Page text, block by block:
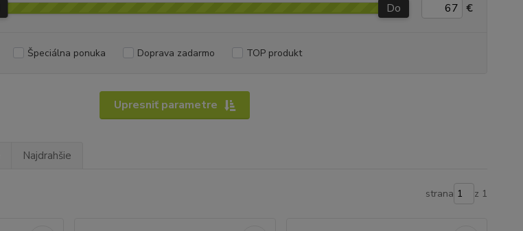
Upresniť parametre
Do €
Špeciálna ponuka Doprava zadarmo TOP produkt
Najdrahšie
strana z 1